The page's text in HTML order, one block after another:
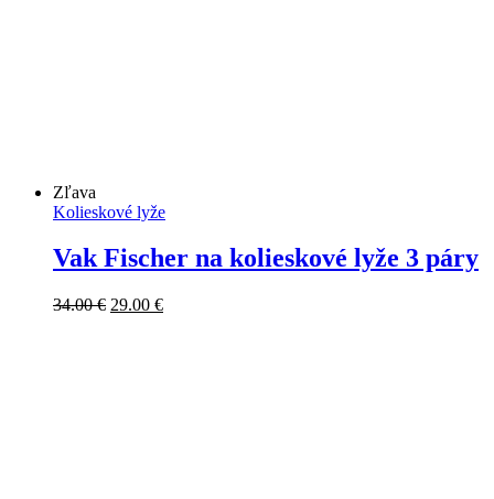
Zľava
Kolieskové lyže
Vak Fischer na kolieskové lyže 3 páry
34.00€ Pôvodná
29.00 €Aktuálna